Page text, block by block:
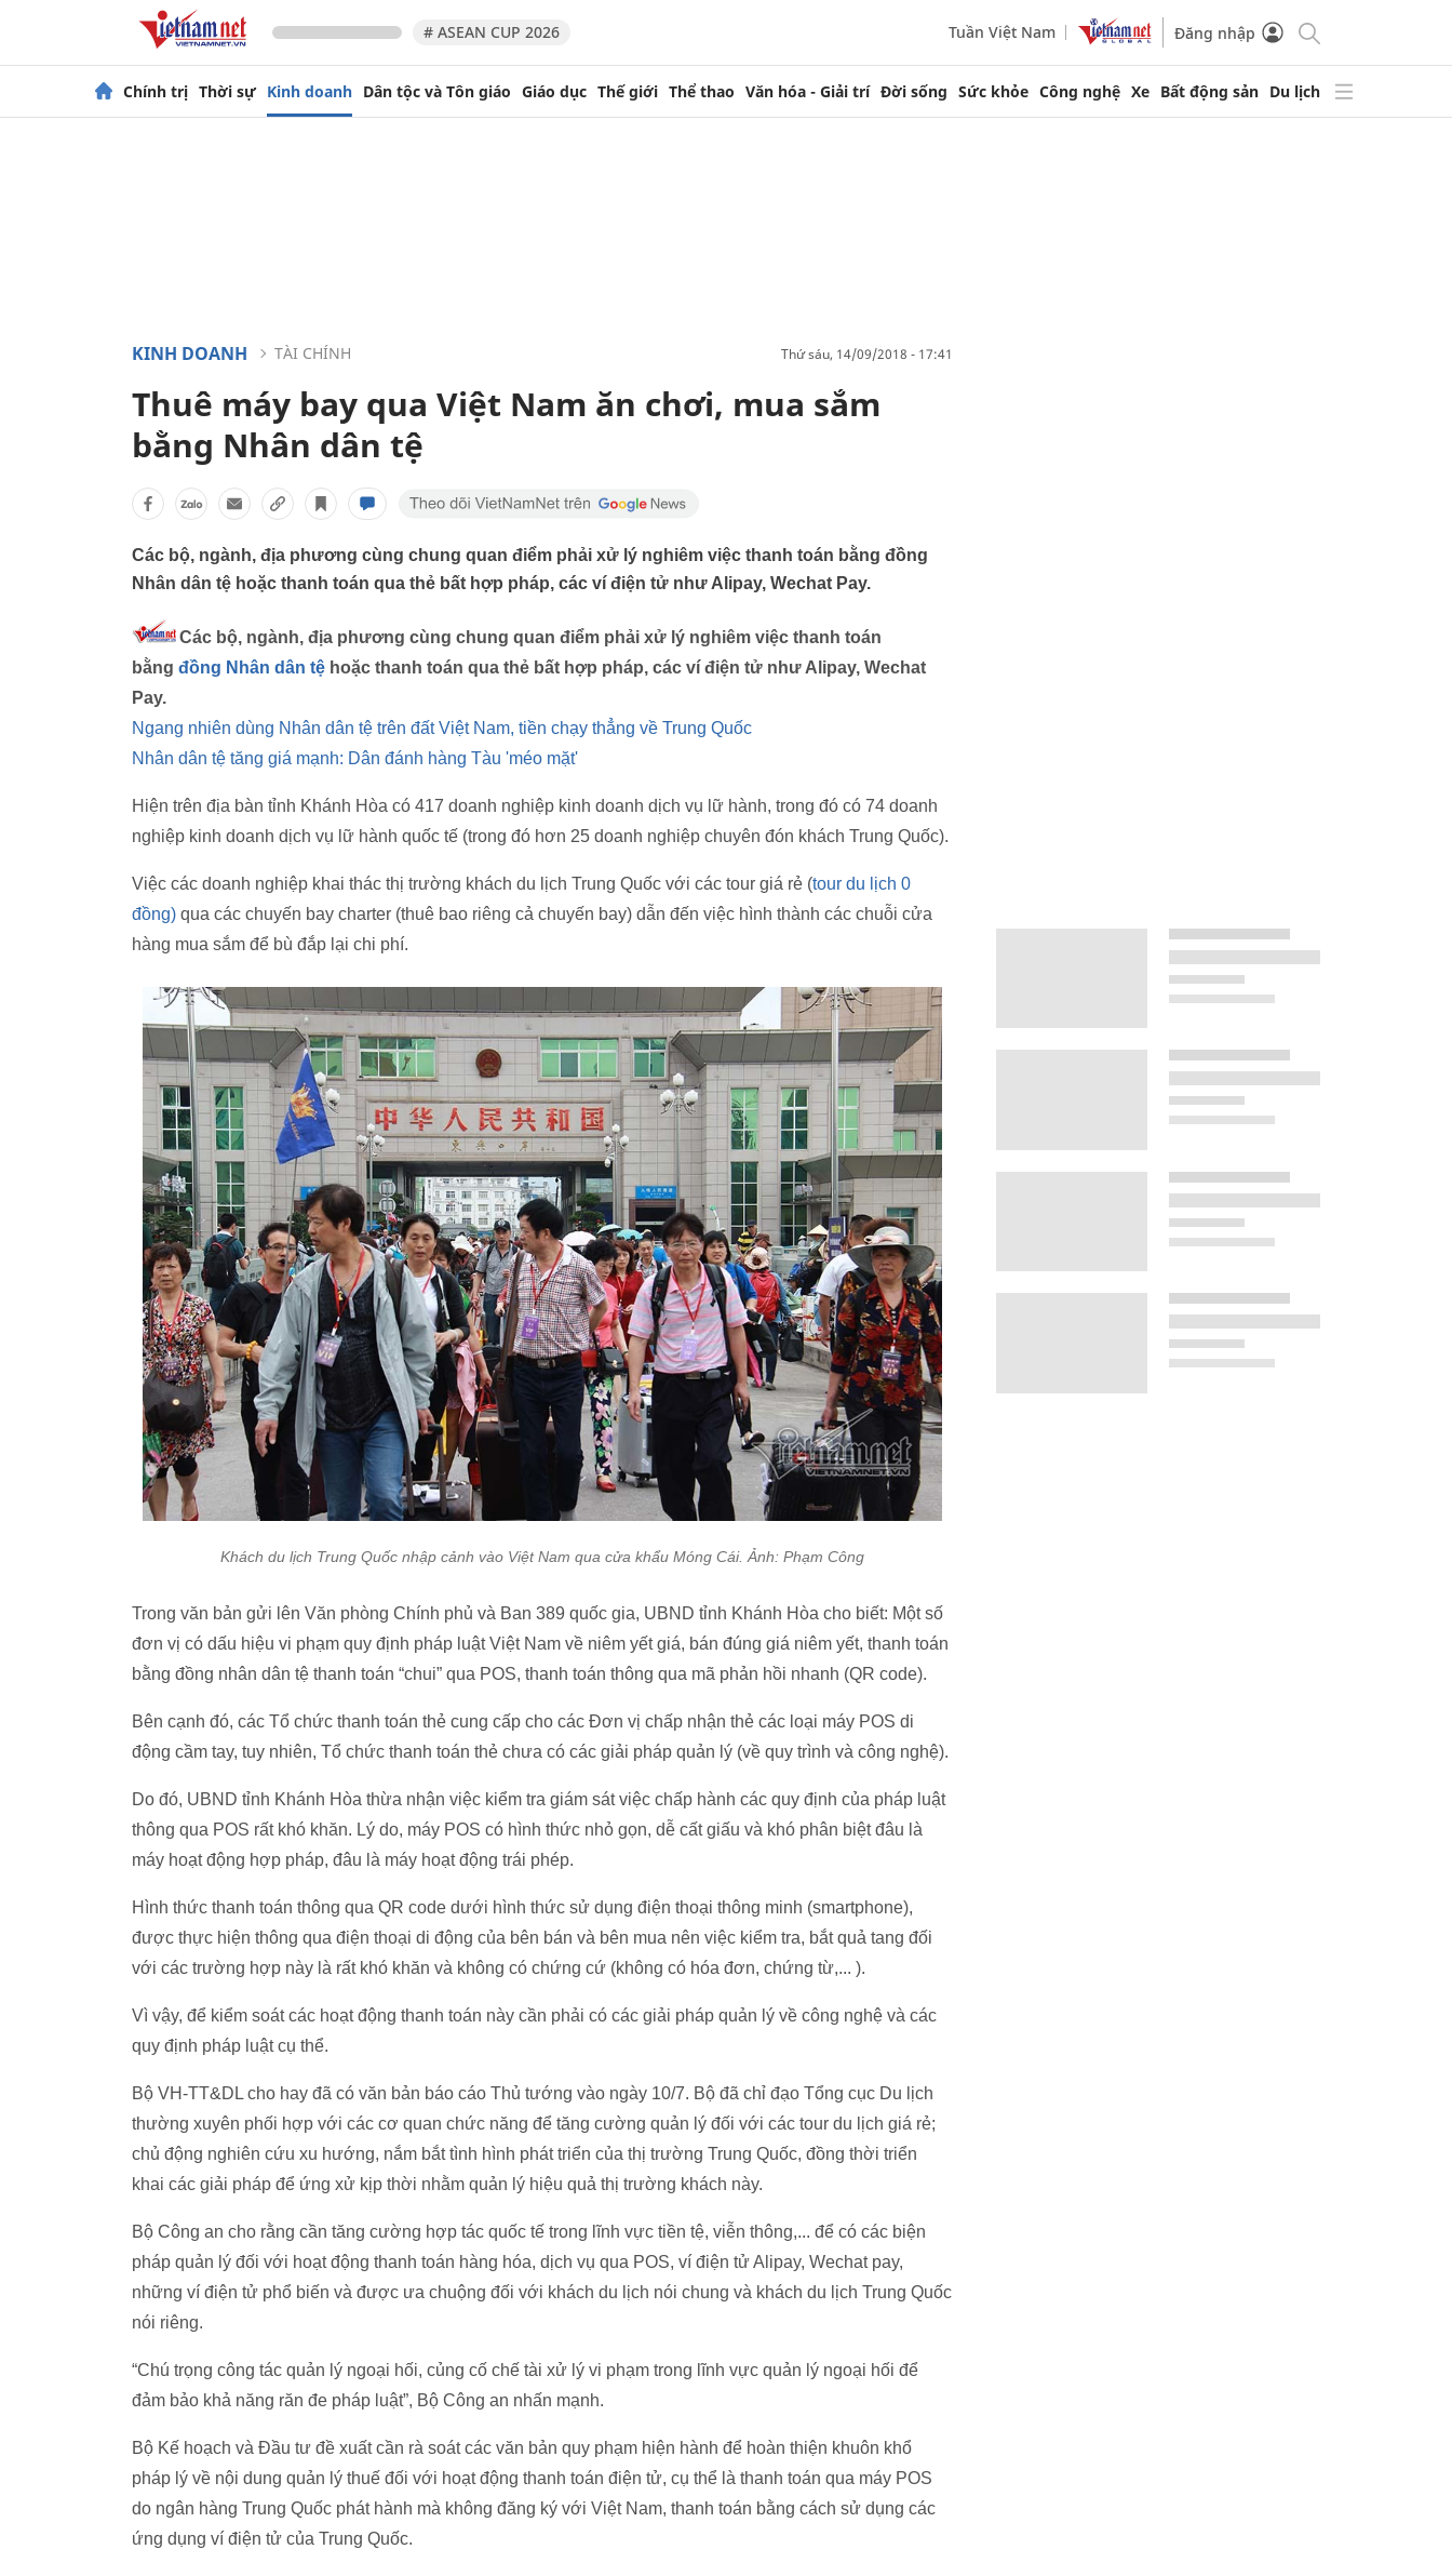
# ASEAN CUP 2026 Tuần Việt Nam Đăng nhập
Chính trị Thời sự Kinh doanh Dân tộc và Tôn giáo Giáo dục Thế giới Thể thao Văn hóa - Giải trí Đời sống Sức khỏe Công nghệ Xe Bất động sản Du lịch
KINH DOANH TÀI CHÍNH thứ sáu, 14/09/2018 - 17:41
Thuê máy bay qua Việt Nam ăn chơi, mua sắm
bằng Nhân dân tệ
Các bộ, ngành, địa phương cùng chung quan điểm phải xử lý nghiêm việc thanh toán bằng đồng
Nhân dân tệ hoặc thanh toán qua thẻ bất hợp pháp, các ví điện tử như Alipay, Wechat Pay.
Các bộ, ngành, địa phương cùng chung quan điểm phải xử lý nghiêm việc thanh toán
bằng đồng Nhân dân tệ hoặc thanh toán qua thẻ bất hợp pháp, các ví điện tử như Alipay, Wechat
Pay.
Ngang nhiên dùng Nhân dân tệ trên đất Việt Nam, tiền chạy thẳng về Trung Quốc
Nhân dân tệ tăng giá mạnh: Dân đánh hàng Tàu 'méo mặt'
Hiện trên địa bàn tỉnh Khánh Hòa có 417 doanh nghiệp kinh doanh dịch vụ lữ hành, trong đó có 74 doanh
nghiệp kinh doanh dịch vụ lữ hành quốc tế (trong đó hơn 25 doanh nghiệp chuyên đón khách Trung Quốc).
Việc các doanh nghiệp khai thác thị trường khách du lịch Trung Quốc với các tour giá rẻ (tour du lịch 0
đồng) qua các chuyến bay charter (thuê bao riêng cả chuyến bay) dẫn đến việc hình thành các chuỗi cửa
hàng mua sắm để bù đắp lại chi phí.
Khách du lịch Trung Quốc nhập cảnh vào Việt Nam qua cửa khẩu Móng Cái. Ảnh: Phạm Công
Trong văn bản gửi lên Văn phòng Chính phủ và Ban 389 quốc gia, UBND tỉnh Khánh Hòa cho biết: Một số
đơn vị có dấu hiệu vi phạm quy định pháp luật Việt Nam về niêm yết giá, bán đúng giá niêm yết, thanh toán
bằng đồng nhân dân tệ thanh toán “chui” qua POS, thanh toán thông qua mã phản hồi nhanh (QR code).
Bên cạnh đó, các Tổ chức thanh toán thẻ cung cấp cho các Đơn vị chấp nhận thẻ các loại máy POS di
động cầm tay, tuy nhiên, Tổ chức thanh toán thẻ chưa có các giải pháp quản lý (về quy trình và công nghệ).
Do đó, UBND tỉnh Khánh Hòa thừa nhận việc kiểm tra giám sát việc chấp hành các quy định của pháp luật
thông qua POS rất khó khăn. Lý do, máy POS có hình thức nhỏ gọn, dễ cất giấu và khó phân biệt đâu là
máy hoạt động hợp pháp, đâu là máy hoạt động trái phép.
Hình thức thanh toán thông qua QR code dưới hình thức sử dụng điện thoại thông minh (smartphone),
được thực hiện thông qua điện thoại di động của bên bán và bên mua nên việc kiểm tra, bắt quả tang đối
với các trường hợp này là rất khó khăn và không có chứng cứ (không có hóa đơn, chứng từ,... ).
Vì vậy, để kiểm soát các hoạt động thanh toán này cần phải có các giải pháp quản lý về công nghệ và các
quy định pháp luật cụ thể.
Bộ VH-TT&DL cho hay đã có văn bản báo cáo Thủ tướng vào ngày 10/7. Bộ đã chỉ đạo Tổng cục Du lịch
thường xuyên phối hợp với các cơ quan chức năng để tăng cường quản lý đối với các tour du lịch giá rẻ;
chủ động nghiên cứu xu hướng, nắm bắt tình hình phát triển của thị trường Trung Quốc, đồng thời triển
khai các giải pháp để ứng xử kịp thời nhằm quản lý hiệu quả thị trường khách này.
Bộ Công an cho rằng cần tăng cường hợp tác quốc tế trong lĩnh vực tiền tệ, viễn thông,... để có các biện
pháp quản lý đối với hoạt động thanh toán hàng hóa, dịch vụ qua POS, ví điện tử Alipay, Wechat pay,
những ví điện tử phổ biến và được ưa chuộng đối với khách du lịch nói chung và khách du lịch Trung Quốc
nói riêng.
“Chú trọng công tác quản lý ngoại hối, củng cố chế tài xử lý vi phạm trong lĩnh vực quản lý ngoại hối để
đảm bảo khả năng răn đe pháp luật”, Bộ Công an nhấn mạnh.
Bộ Kế hoạch và Đầu tư đề xuất cần rà soát các văn bản quy phạm hiện hành để hoàn thiện khuôn khổ
pháp lý về nội dung quản lý thuế đối với hoạt động thanh toán điện tử, cụ thể là thanh toán qua máy POS
do ngân hàng Trung Quốc phát hành mà không đăng ký với Việt Nam, thanh toán bằng cách sử dụng các
ứng dụng ví điện tử của Trung Quốc.